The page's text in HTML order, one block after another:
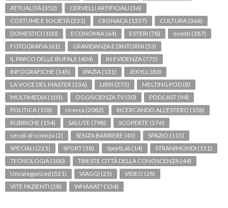
ATTUALITÀ (352) CERVELLI ARTIFICIALI (36)
COSTUME E SOCIETÀ (231) CRONACA (1337) CULTURA (366)
DOMESTICI (100) ECONOMIA (64) ESTERI (78) eventi (187)
FOTOGRAFIA (61) GRAVIDANZA E DINTORNI (53)
IL PARCO DELLE BUFALE (404) IN EVIDENZA (775)
INFOGRAFICHE (145) IPAZIA (131) JEKYLL (80)
LA VOCE DEL MASTER (236) LIBRI (273) MELTING POD (8)
MULTIMEDIA (103) OGGISCIENZA TV (30) PODCAST (94)
POLITICA (158) ricerca (2083) RICERCANDO ALL'ESTERO (158)
RUBRICHE (154) SALUTE (798) SCOPERTE (576)
secoli di scienza (2) SENZA BARRIERE (45) SPAZIO (115)
SPECIALI (221) SPORT (18) SportLab (14) STRANIMONDI (151)
TECNOLOGIA (100) TRIESTE CITTÀ DELLA CONOSCENZA (44)
Uncategorized (521) VIAGGI (25) VIDEO (28)
VITE PAZIENTI (28) WHAAAT? (134)